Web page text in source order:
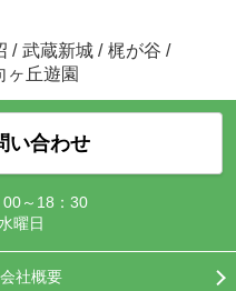
/ 武蔵新城 / 梶が谷 /
ヶ丘遊園
い合わせ
00～18：30
水曜日
会社概要